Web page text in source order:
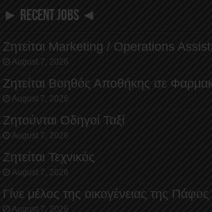
► RECENT JOBS ◄
Ζητείται Marketing / Operations
August 7, 2026
Ζητείται Βοηθός Αποθήκης σε
August 7, 2026
Ζητούνται Οδηγοί Ταξί
August 7, 2026
Ζητείται Τεχνικός
August 7, 2026
Γίνε μέλος της οικογένειας της
August 7, 2026